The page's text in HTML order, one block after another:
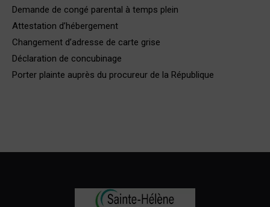
Demande de congé parental à temps plein
Attestation d’hébergement
Changement d’adresse de carte grise
Déclaration de concubinage
Porter plainte auprès du procureur de la République